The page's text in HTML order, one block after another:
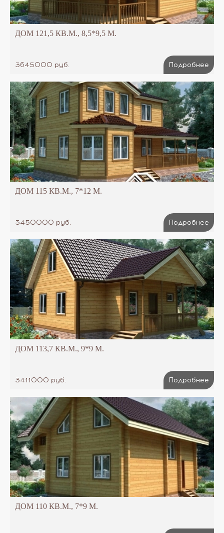
ДОМ 121,5 КВ.М., 8,5*9,5 М.
3645000 руб. Подробнее
ДОМ 115 КВ.М., 7*12 М.
3450000 руб. Подробнее
ДОМ 113,7 КВ.М., 9*9 М.
3411000 руб. Подробнее
ДОМ 110 КВ.М., 7*9 М.